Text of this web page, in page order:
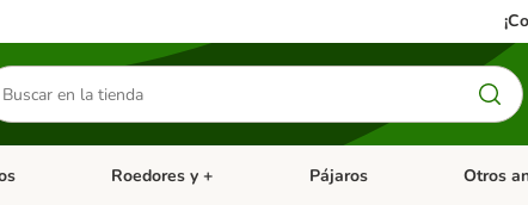
abierto: Dieta Vet.Menú de categoria abierto: Antiparasitarios
Roedores y + Menú de categoria abierto:
Pájaros Menú de
Otros